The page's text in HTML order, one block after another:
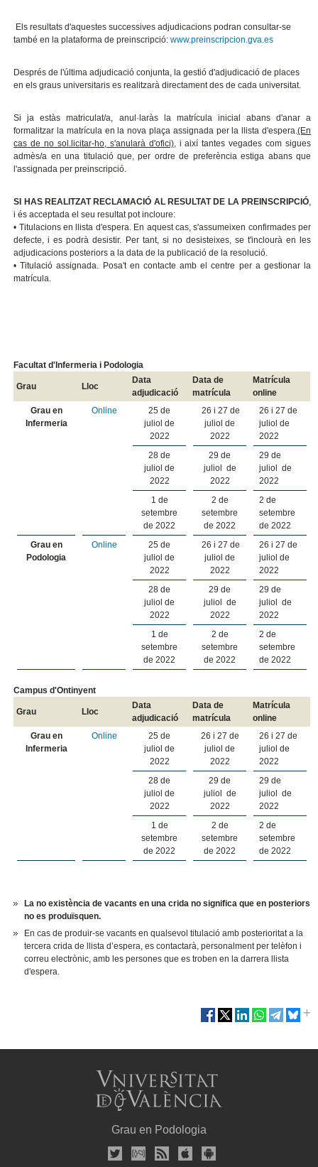
Els resultats d'aquestes successives adjudicacions podran consultar-se
també en la plataforma de preinscripció: www.preinscripcion.gva.es
Després de l'última adjudicació conjunta, la gestió d'adjudicació de places
en els graus universitaris es realitzarà directament des de cada universitat.
Si ja estàs matriculat/a, anul·laràs la matrícula inicial abans d'anar a
formalitzar la matrícula en la nova plaça assignada per la llista d'espera.(En
cas de no sol.licitar-ho, s'anularà d'ofici), i així tantes vegades com sigues
admès/a en una titulació que, per ordre de preferència estiga abans que
l'assignada per preinscripció.
SI HAS REALITZAT RECLAMACIÓ AL RESULTAT DE LA PREINSCRIPCIÓ,
i és acceptada el seu resultat pot incloure:
• Titulacions en llista d'espera. En aquest cas, s'assumeixen confirmades per
defecte, i es podrà desistir. Per tant, si no desisteixes, se t'inclourà en les
adjudicacions posteriors a la data de la publicació de la resolució.
• Titulació assignada. Posa't en contacte amb el centre per a gestionar la
matrícula.
Facultat d'Infermeria i Podologia
Grau Lloc
Data
adjudicació
Data de
matrícula
Matrícula
online
Grau en
Infermeria
Online
25 de
juliol de
2022
26 i 27 de
juliol de
2022
26 i 27 de
juliol de
2022
28 de
juliol de
2022
29 de
juliol de
2022
29 de
juliol de
2022
1 de
setembre
de 2022
2 de
setembre
de 2022
2 de
setembre
de 2022
Grau en
Podologia
Online
25 de
juliol de
2022
26 i 27 de
juliol de
2022
26 i 27 de
juliol de
2022
28 de
juliol de
2022
29 de
juliol de
2022
29 de
juliol de
2022
1 de
setembre
de 2022
2 de
setembre
de 2022
2 de
setembre
de 2022
Campus d'Ontinyent
Grau Lloc
Data
adjudicació
Data de
matrícula
Matrícula
online
Grau en
Infermeria
Online
25 de
juliol de
2022
26 i 27 de
juliol de
2022
26 i 27 de
juliol de
2022
28 de
juliol de
2022
29 de
juliol de
2022
29 de
juliol de
2022
1 de
setembre
de 2022
2 de
setembre
de 2022
2 de
setembre
de 2022
La no existència de vacants en una crida no significa que en posteriors
no es produïsquen.
En cas de produir-se vacants en qualsevol titulació amb posterioritat a la
tercera crida de llista d’espera, es contactarà, personalment per telèfon i
correu electrònic, amb les persones que es troben en la darrera llista
d'espera.
Grau en Podologia